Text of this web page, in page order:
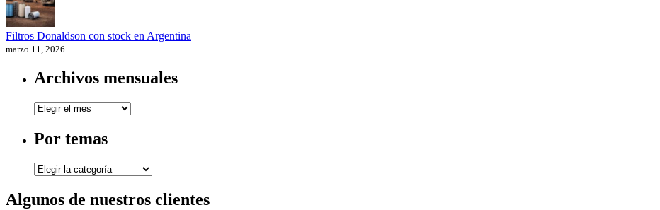
Filtros Donaldson con stock en Argentina
marzo 11, 2026
Archivos mensuales
Archivos
Por temas
Por
Algunos de nuestros clientes